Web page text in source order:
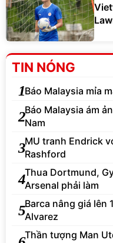
TIN NÓNG
1Báo Malaysia mỉa
2Báo Malaysia ám
Nam
3MU tranh Endrick
Rashford
4Thua Dortmund,
Arsenal phải làm
5Barca nâng giá lên
Alvarez
Thần tượng Man